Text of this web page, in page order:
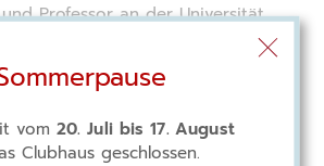
Professor an der Universität
vom 20. Juli bis 17. August
Clubhaus geschlossen.